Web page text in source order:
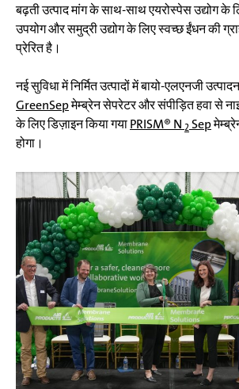
बढ़ती उत्पाद मांग के साथ-साथ एयरोस्पेस उद्योग के
उपयोग और समुद्री उद्योग के लिए स्वच्छ ईंधन की
प्रेरित है।
नई सुविधा में निर्मित उत्पादों में बायो-एलएनजी
GreenSepमेम्ब्रेन सेपरेटर और संपीड़ित हवा से
के लिए डिज़ाइन किया गयाPRISM® N 2Sep
होगा।